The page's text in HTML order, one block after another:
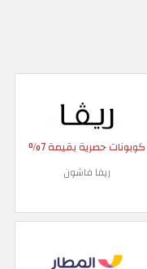
كوبونات حصرية بقيمة 7%
ريفا فاشون